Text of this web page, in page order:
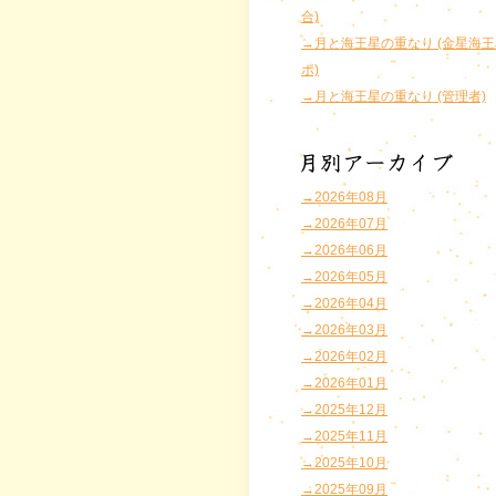
合)
→月と海王星の重なり (金星海
ポ)
→月と海王星の重なり (管理者)
→2026年08月
→2026年07月
→2026年06月
→2026年05月
→2026年04月
→2026年03月
→2026年02月
→2026年01月
→2025年12月
→2025年11月
→2025年10月
→2025年09月